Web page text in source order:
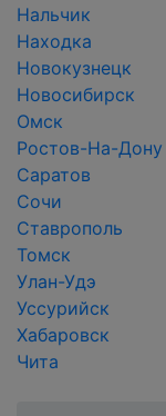
Нальчик
Находка
Новокузнецк
Новосибирск
Омск
Ростов-На-Дону
Саратов
Сочи
Ставрополь
Томск
Улан-Удэ
Уссурийск
Хабаровск
Чита